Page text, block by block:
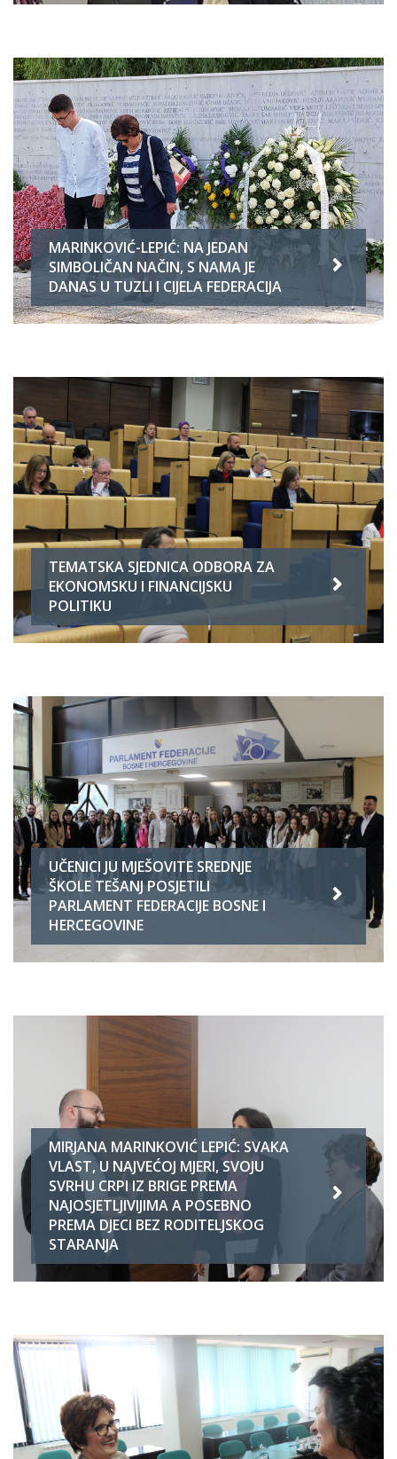
MARINKOVIĆ-LEPIĆ: NA JEDAN
SIMBOLIČAN NAČIN, S NAMA JE
DANAS U TUZLI I CIJELA FEDERACIJA
TEMATSKA SJEDNICA ODBORA ZA
EKONOMSKU I FINANCIJSKU
POLITIKU
UČENICI JU MJEŠOVITE SREDNJE
ŠKOLE TEŠANJ POSJETILI
PARLAMENT FEDERACIJE BOSNE I
HERCEGOVINE
MIRJANA MARINKOVIĆ LEPIĆ: SVAKA
VLAST, U NAJVEĆOJ MJERI, SVOJU
SVRHU CRPI IZ BRIGE PREMA
NAJOSJETLJIVIJIMA A POSEBNO
PREMA DJECI BEZ RODITELJSKOG
STARANJA